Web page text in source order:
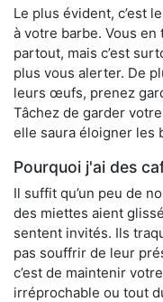
Le plus évident, c’est
à votre barbe. Vous
partout, mais c’est
plus vous alerter. De
leurs œufs, prenez
Tâchez de garder
elle saura éloigner les
Pourquoi j'ai des
Il suffit qu’un peu de
des miettes aient
sentent invités. Ils
pas souffrir de leur
c’est de maintenir
irréprochable ou tout